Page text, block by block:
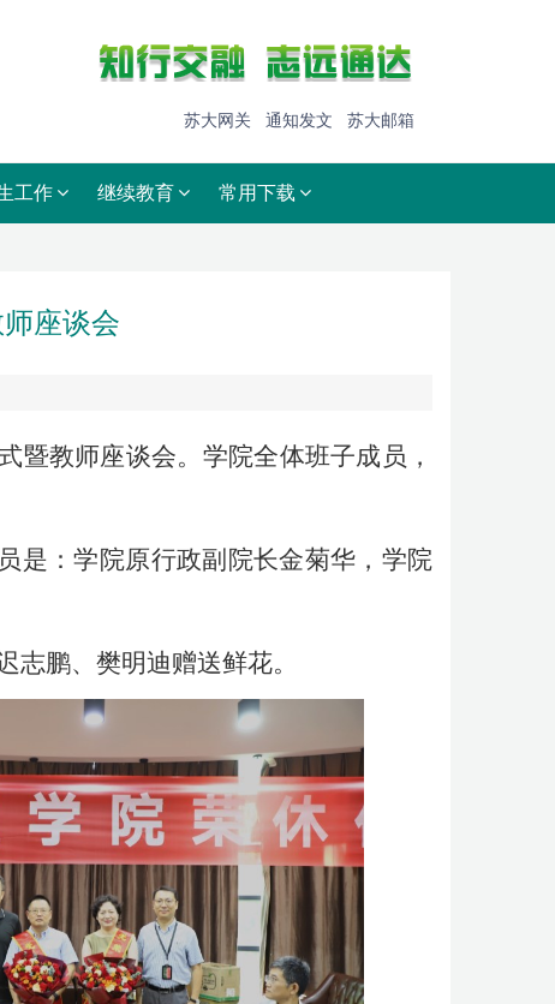
苏大网关 通知发文 苏大邮箱
工作 继续教育 常用下载
座谈会
暨教师座谈会。学院全体班子成员，
是：学院原行政副院长金菊华，学院
鹏、樊明迪赠送鲜花。